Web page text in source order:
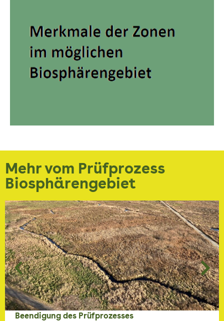
Mehr vom Prüfprozess
Biosphärengebiet
Beendigung des Prüfprozesses